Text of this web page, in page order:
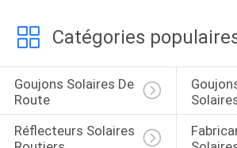
Catégories
Goujons Solaires De
Route
Réflecteurs Solaires